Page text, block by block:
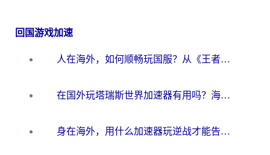
回国游戏加速
人在海外，如何顺畅玩国服？从《王者荣耀》到《云图计划》的加速器终极指南
在国外玩塔瑞斯世界加速器有用吗？海外玩家亲测后的真实答案
身在海外，用什么加速器玩逆战才能告别延迟？